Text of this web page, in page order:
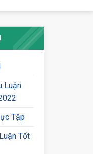
Luận
Tập
Tốt